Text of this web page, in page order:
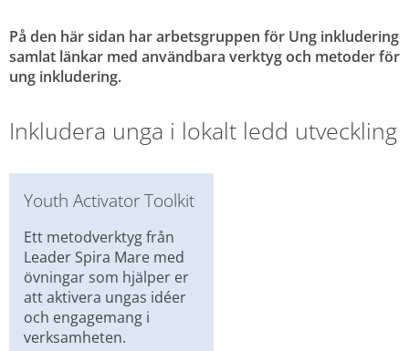
På den här sidan har arbetsgruppen för Ung inkludering
samlat länkar med användbara verktyg och metoder för
ung inkludering.
Inkludera unga i lokalt ledd utveckling
Youth Activator Toolkit
Ett metodverktyg från
Leader Spira Mare med
övningar som hjälper er
att aktivera ungas idéer
och engagemang i
verksamheten.